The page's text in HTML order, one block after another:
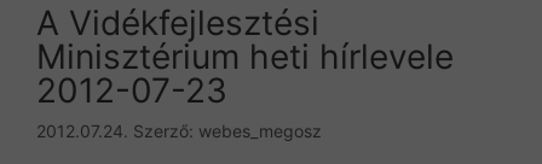
A Vidékfejlesztési
Minisztérium heti hírlevele
2012-07-23
2012.07.24. Szerző: webes_megosz